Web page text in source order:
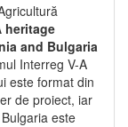
heritage
and Bulgaria
Interreg V-A
este format din
de proiect, iar
este